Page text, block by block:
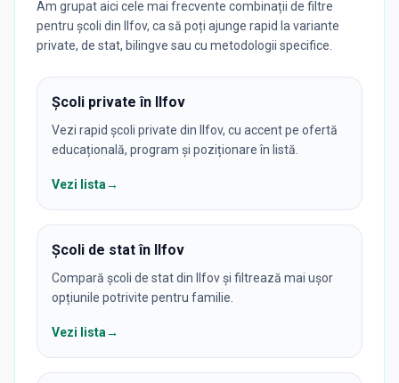
Am grupat aici cele mai frecvente combinații de filtre
pentru școli din Ilfov, ca să poți ajunge rapid la variante
private, de stat, bilingve sau cu metodologii specifice.
Școli private în Ilfov
Vezi rapid școli private din Ilfov, cu accent pe ofertă
educațională, program și poziționare în listă.
Vezi lista→
Școli de stat în Ilfov
Compară școli de stat din Ilfov și filtrează mai ușor
opțiunile potrivite pentru familie.
Vezi lista→